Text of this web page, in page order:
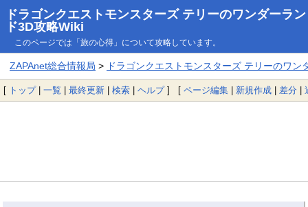
ドラゴンクエストモンスターズ テリーのワンダーラン
ド3D攻略Wiki
このページでは「旅の心得」について攻略しています。
ZAPAnet総合情報局 > ドラゴンクエストモンスターズ テリーのワン
[ トップ| 一覧 | 最終更新 | 検索 | ヘルプ] [ ページ編集 | 新規作成 | 差分 |